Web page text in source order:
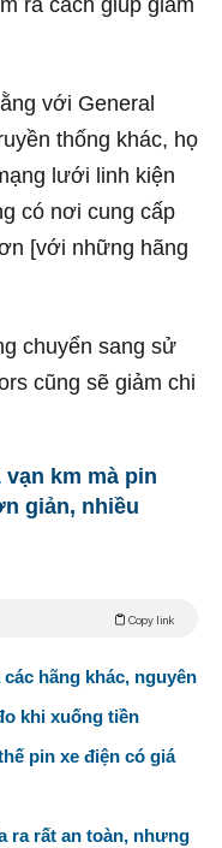
ra cách giúp giảm
với General
thống khác, họ
lưới linh kiện
có nơi cung cấp
[với những hãng
chuyển sang sử
cũng sẽ giảm chi
vạn km mà pin
giản, nhiều
Copy link
hãng khác, nguyên
khi xuống tiền
pin xe điện có giá
ra rất an toàn, nhưng